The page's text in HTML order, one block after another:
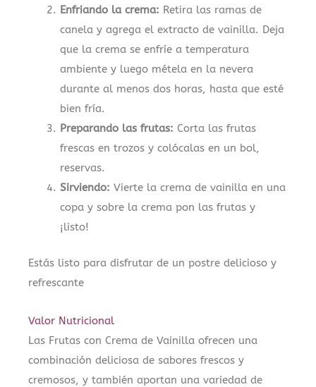
Enfriando la crema: Retira las ramas de
canela y agrega el extracto de vainilla. Deja
que la crema se enfríe a temperatura
ambiente y luego métela en la nevera
durante al menos dos horas, hasta que esté
bien fría.
Preparando las frutas: Corta las frutas
frescas en trozos y colócalas en un bol,
reservas.
Sirviendo: Vierte la crema de vainilla en una
copa y sobre la crema pon las frutas y
¡listo!
Estás listo para disfrutar de un postre delicioso y
refrescante
Valor Nutricional
Las Frutas con Crema de Vainilla ofrecen una
combinación deliciosa de sabores frescos y
cremosos, y también aportan una variedad de